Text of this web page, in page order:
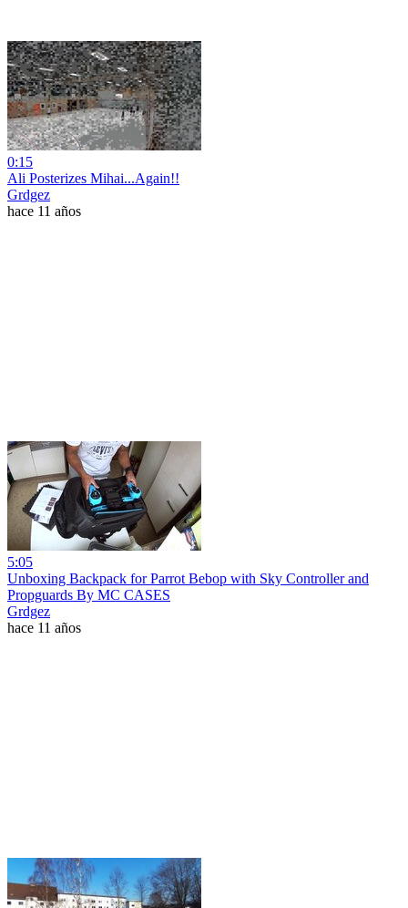
0:15
Ali Posterizes Mihai...Again!!
Grdgez
hace 11 años
5:05
Unboxing Backpack for Parrot Bebop with Sky Controller and
Propguards By MC CASES
Grdgez
hace 11 años